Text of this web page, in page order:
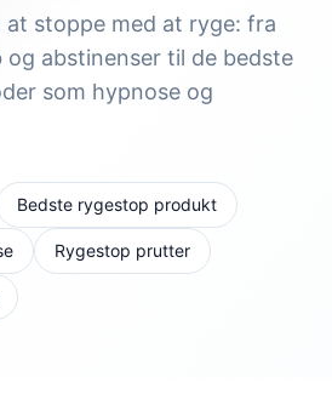
at stoppe med at ryge: fra
abstinenser til de bedste
som hypnose og
Bedste rygestop produkt
Rygestop prutter